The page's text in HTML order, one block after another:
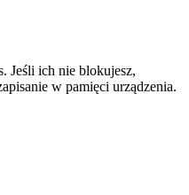
Jeśli ich nie blokujesz,
w pamięci urządzenia.